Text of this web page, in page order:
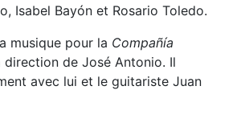
Isabel Bayón et Rosario Toledo.
musique pour la Compañía
direction de José Antonio. Il
avec lui et le guitariste Juan